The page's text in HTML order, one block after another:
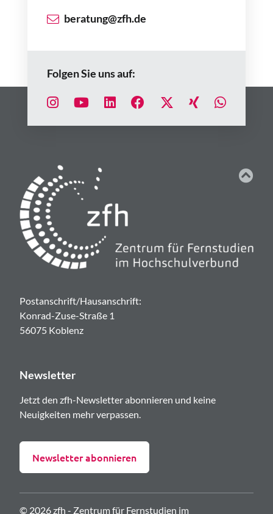
beratung@zfh.de
Folgen Sie uns auf:
Postanschrift/Hausanschrift:
Konrad-Zuse-Straße 1
56075 Koblenz
Newsletter
Jetzt den zfh-Newsletter abonnieren und keine
Neuigkeiten mehr verpassen.
Newsletter abonnieren
© 2026 zfh - Zentrum für Fernstudien im